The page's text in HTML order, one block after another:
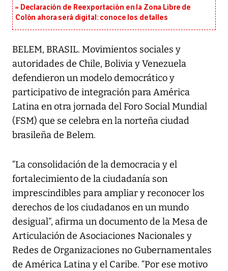
Declaración de Reexportación en la Zona Libre de
Colón ahora será digital: conoce los detalles
BELEM, BRASIL. Movimientos sociales y
autoridades de Chile, Bolivia y Venezuela
defendieron un modelo democrático y
participativo de integración para América
Latina en otra jornada del Foro Social Mundial
(FSM) que se celebra en la norteña ciudad
brasileña de Belem.
“La consolidación de la democracia y el
fortalecimiento de la ciudadanía son
imprescindibles para ampliar y reconocer los
derechos de los ciudadanos en un mundo
desigual”, afirma un documento de la Mesa de
Articulación de Asociaciones Nacionales y
Redes de Organizaciones no Gubernamentales
de América Latina y el Caribe. “Por ese motivo